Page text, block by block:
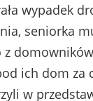
wypadek
seniorka
ich dom
w